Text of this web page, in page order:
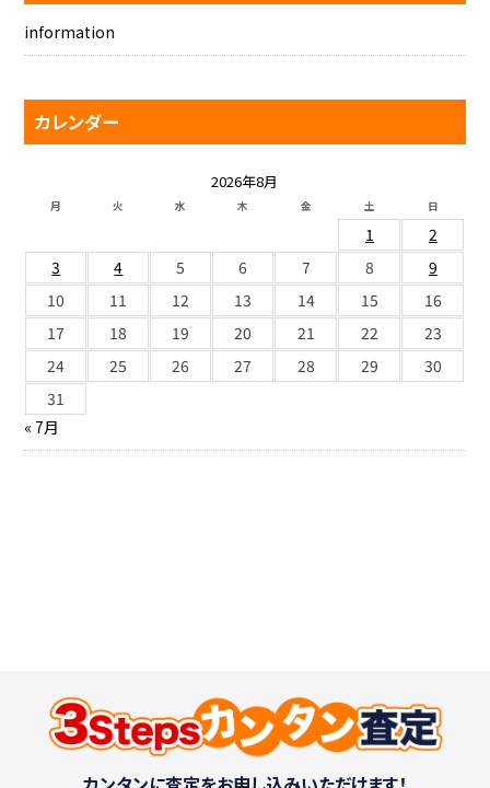
information
カレンダー
2026年8月
月 火 水 木 金 土 日
1
2
3
4 5 6 7 8
9
10
11 12 13 14 15
16
17
18 19 20 21 22
23
24
25 26 27 28 29
30
31
« 7月